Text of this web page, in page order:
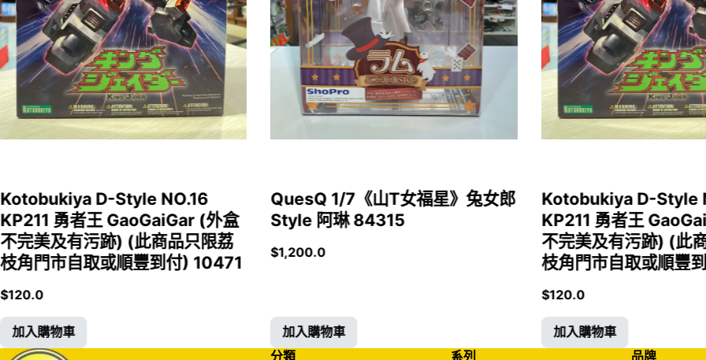
Kotobukiya D-Style NO.16
KP211 勇者王 GaoGaiGar (外盒
不完美及有污跡) (此商品只限荔
枝角門市自取或順豐到付) 10471
$120.0
加入購物車
QuesQ 1/7《山T女福星》兔女郎
Style 阿琳 84315
$1,200.0
加入購物車
Kotobukiya D-Style
KP211 勇者王
不完美及有污跡) (此
枝角門市自取或順豐
$120.0
加入購物車
分類
系列 品牌